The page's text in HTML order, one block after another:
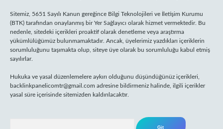
Sitemiz, 5651 Sayılı Kanun gereğince Bilgi Teknolojileri ve İletişim Kurumu
(BTK) tarafından onaylanmış bir Yer Sağlayıcı olarak hizmet vermektedir. Bu
nedenle, sitedeki içerikleri proaktif olarak denetleme veya araştırma
yükümlülüğümüz bulunmamaktadır. Ancak, üyelerimiz yazdıkları içeriklerin
sorumluluğunu taşımakta olup, siteye üye olarak bu sorumluluğu kabul etmiş
sayılırlar.
Hukuka ve yasal düzenlemelere aykırı olduğunu düşündüğünüz içerikleri,
backlinkpanelicomtr@gmail.com adresine bildirmeniz halinde, ilgili içerikler
yasal süre içerisinde sitemizden kaldırılacaktır.